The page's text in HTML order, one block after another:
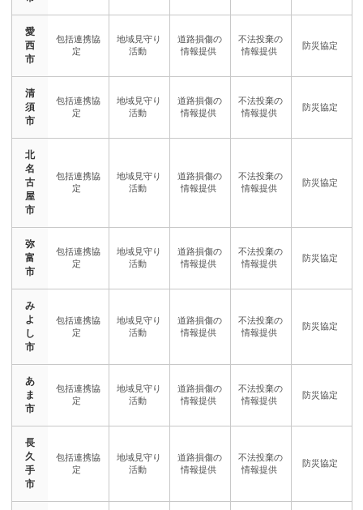
愛
西
市
清
須
市
北
名
古
屋
市
弥
富
市
み
よ
し
市
あ
ま
市
長
久
手
市